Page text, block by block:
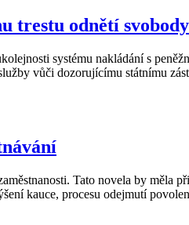
trestu odnětí svobody
systému nakládání s
vůči dozorujícímu státnímu
Tato novela by měla
kauce, procesu odejmutí